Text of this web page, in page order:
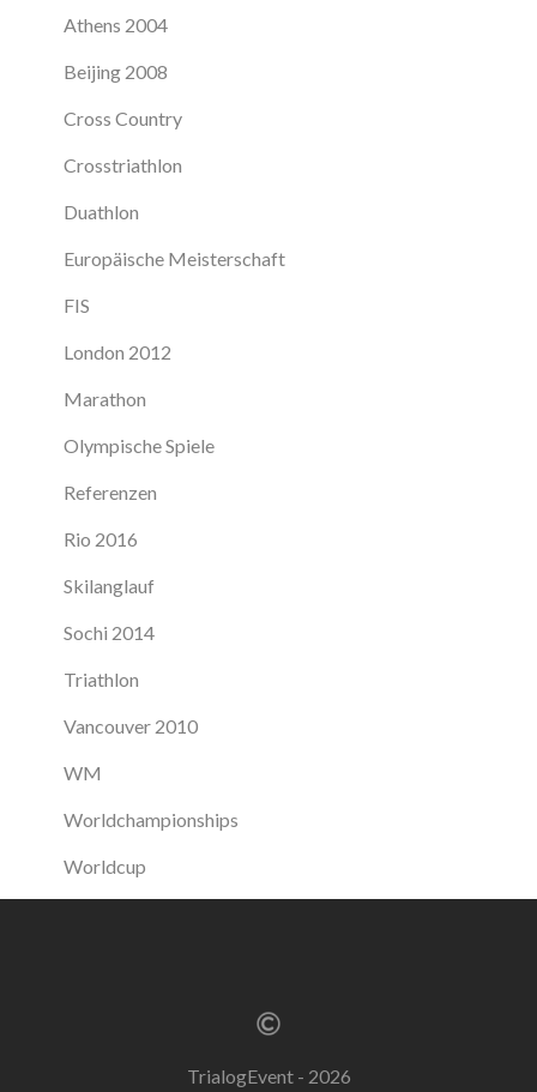
Athens 2004
Beijing 2008
Cross Country
Crosstriathlon
Duathlon
Europäische Meisterschaft
FIS
London 2012
Marathon
Olympische Spiele
Referenzen
Rio 2016
Skilanglauf
Sochi 2014
Triathlon
Vancouver 2010
WM
Worldchampionships
Worldcup
TrialogEvent - 2026